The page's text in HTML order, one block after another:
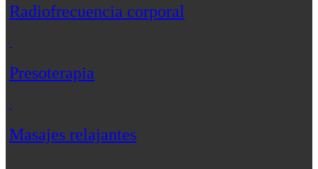
Radiofrecuencia corporal
Presoterapia
Masajes relajantes